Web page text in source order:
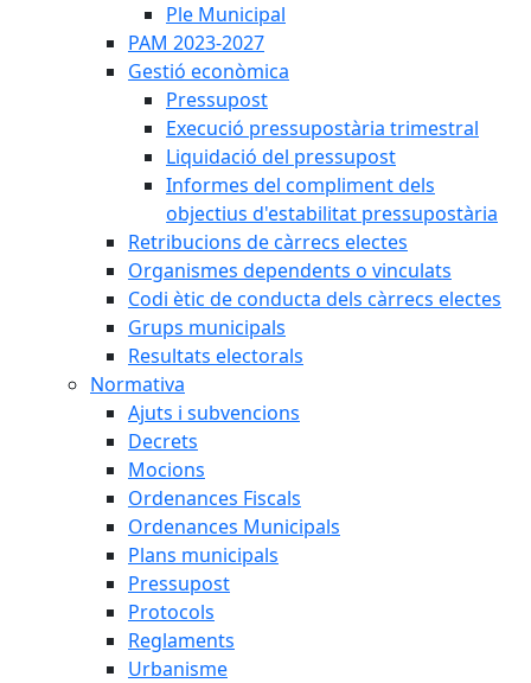
Ple Municipal
PAM 2023-2027
Gestió econòmica
Pressupost
Execució pressupostària trimestral
Liquidació del pressupost
Informes del compliment dels
objectius d'estabilitat pressupostària
Retribucions de càrrecs electes
Organismes dependents o vinculats
Codi ètic de conducta dels càrrecs electes
Grups municipals
Resultats electorals
Normativa
Ajuts i subvencions
Decrets
Mocions
Ordenances Fiscals
Ordenances Municipals
Plans municipals
Pressupost
Protocols
Reglaments
Urbanisme